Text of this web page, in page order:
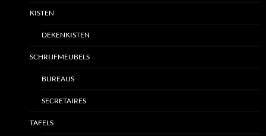
KISTEN
DEKENKISTEN
SCHRIJFMEUBELS
BUREAUS
SECRETAIRES
TAFELS